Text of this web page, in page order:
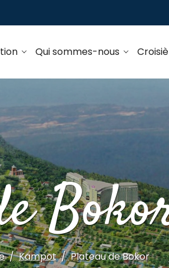
Qui sommes-nous
Kampot Plateau de Bokor